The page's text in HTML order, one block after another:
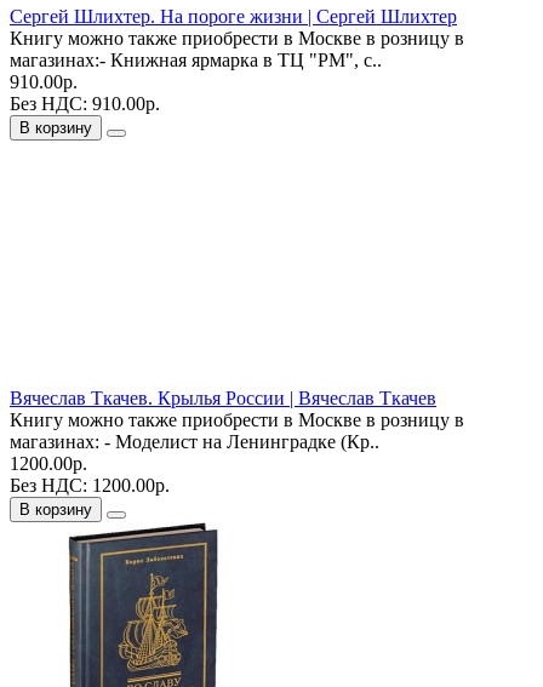
Сергей Шлихтер. На пороге жизни | Сергей Шлихтер
Книгу можно также приобрести в Москве в розницу в
магазинах:- Книжная ярмарка в ТЦ "РМ", с..
910.00р.
Без НДС: 910.00р.
В корзину
Вячеслав Ткачев. Крылья России | Вячеслав Ткачев
Книгу можно также приобрести в Москве в розницу в
магазинах: - Моделист на Ленинградке (Кр..
1200.00р.
Без НДС: 1200.00р.
В корзину